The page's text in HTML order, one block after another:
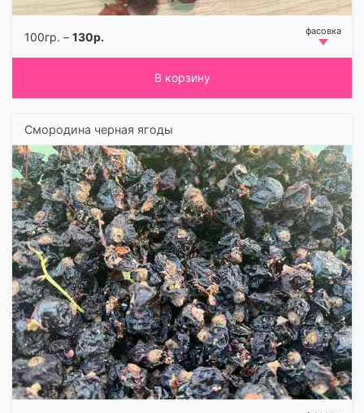
100гр. – 130р.
В корзину
Смородина черная ягоды